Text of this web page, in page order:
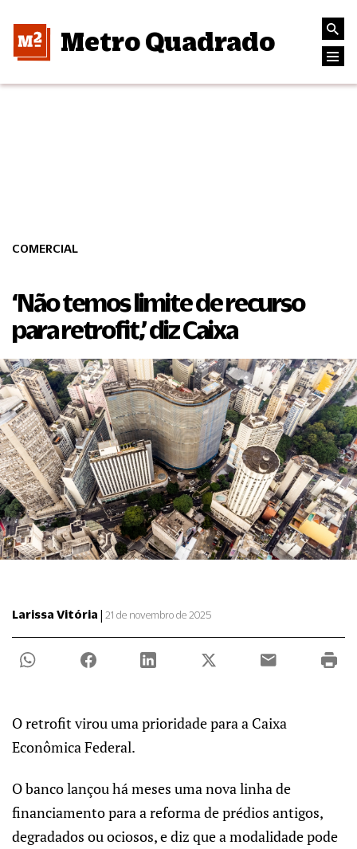
Metro Quadrado
COMERCIAL
‘Não temos limite de recurso
para retrofit,’ diz Caixa
Larissa Vitória | 21 de novembro de 2025
O retrofit virou uma prioridade para a Caixa
Econômica Federal.
O banco lançou há meses uma nova linha de
financiamento para a reforma de prédios antigos,
degradados ou ociosos, e diz que a modalidade pode